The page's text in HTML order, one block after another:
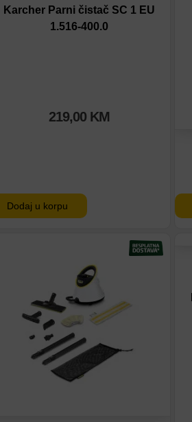
Karcher Parni čistač SC 1 EU
1.516-400.0
219,00 KM
Dodaj u korpu
Dodaj u poređenje